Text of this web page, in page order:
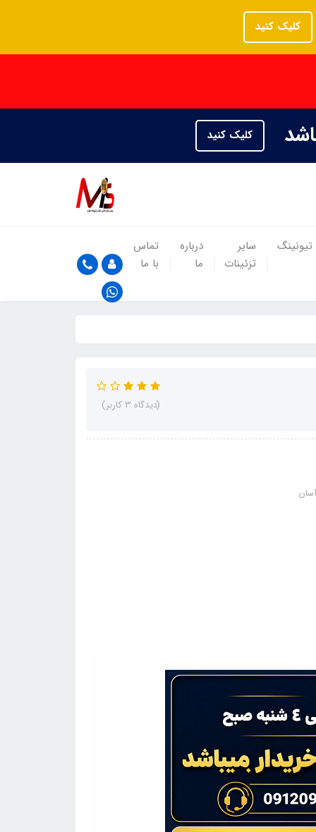
کلیک کنید
کلیک کنید
تیونینگ
سایر
تزئینات
درباره
ما
تماس
با ما
(دیدگاه 3 کاربر)